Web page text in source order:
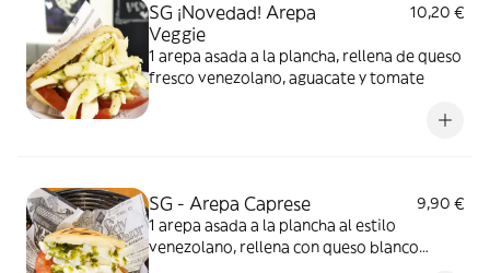
SG ¡Novedad! Arepa
Veggie
10,20 €
1 arepa asada a la plancha, rellena de queso
fresco venezolano, aguacate y tomate
SG - Arepa Caprese
9,90 €
1 arepa asada a la plancha al estilo
venezolano, rellena con queso blanco